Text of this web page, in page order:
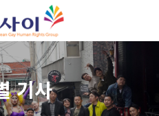
기사